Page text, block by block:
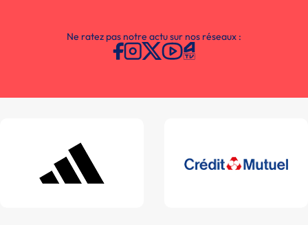
Ne ratez pas notre actu sur nos réseaux :